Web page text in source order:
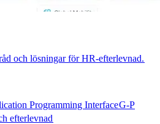
och lösningar för HR-efterlevnad.​​
Programming Interface​​G-P
efterlevnad​​